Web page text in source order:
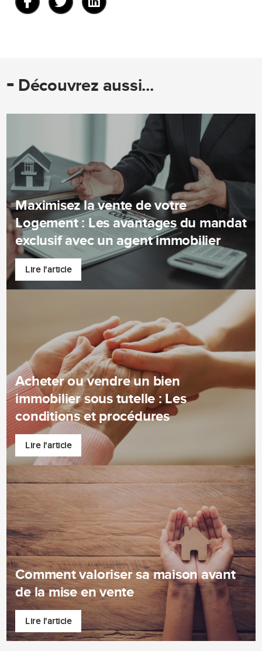
- Découvrez aussi...
Maximisez la vente de votre
Logement : Les avantages du mandat
exclusif avec un agent immobilier
Lire l'article
Acheter ou vendre un bien
immobilier sous tutelle : Les
conditions et procédures
Lire l'article
Comment valoriser sa maison avant
de la mise en vente
Lire l'article